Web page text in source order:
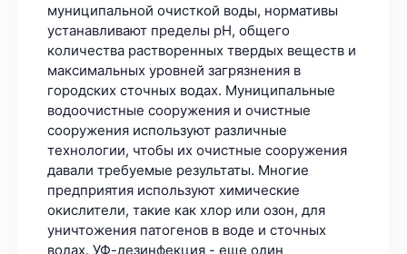
муниципальной очисткой воды, нормативы
устанавливают пределы pH, общего
количества растворенных твердых веществ и
максимальных уровней загрязнения в
городских сточных водах. Муниципальные
водоочистные сооружения и очистные
сооружения используют различные
технологии, чтобы их очистные сооружения
давали требуемые результаты. Многие
предприятия используют химические
окислители, такие как хлор или озон, для
уничтожения патогенов в воде и сточных
водах. УФ-дезинфекция - еще один